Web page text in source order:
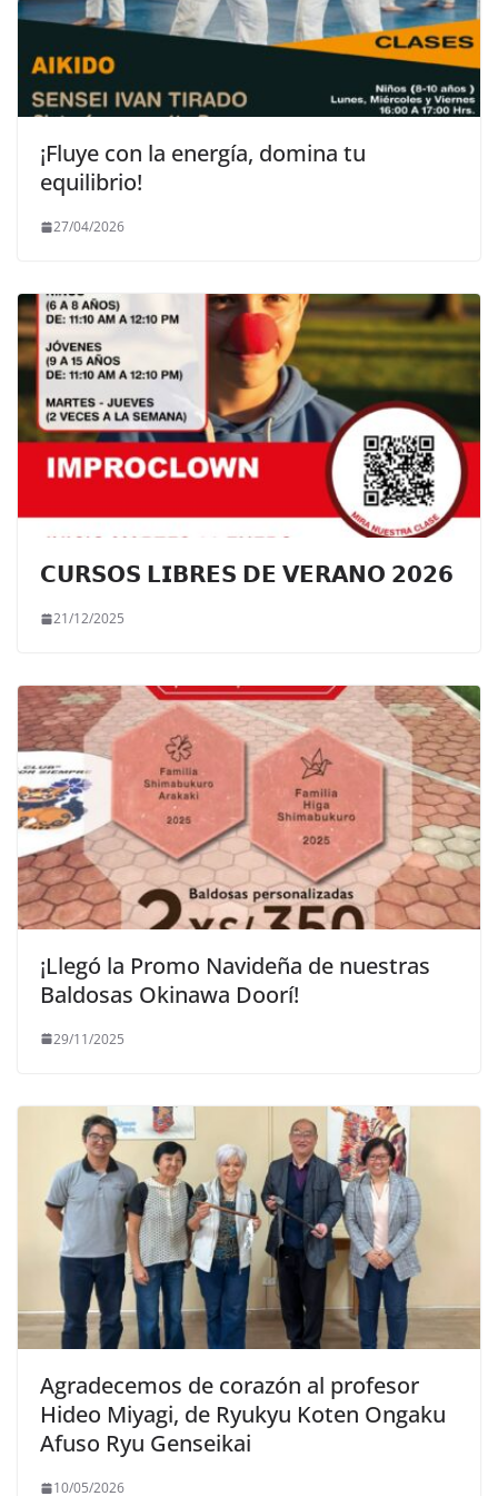
¡Fluye con la energía, domina tu
equilibrio!
27/04/2026
𝗖𝗨𝗥𝗦𝗢𝗦 𝗟𝗜𝗕𝗥𝗘𝗦 𝗗𝗘 𝗩𝗘𝗥𝗔𝗡𝗢 𝟮𝟬𝟮𝟲
21/12/2025
¡Llegó la Promo Navideña de nuestras
Baldosas Okinawa Doorí!
29/11/2025
Agradecemos de corazón al profesor
Hideo Miyagi, de Ryukyu Koten Ongaku
Afuso Ryu Genseikai
10/05/2026